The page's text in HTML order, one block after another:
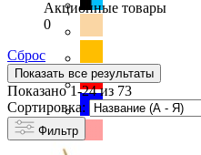
Акционные товары
0
Сброс
Показать все результаты
Показано 1-24 из 73
Сортировка:
Фильтр